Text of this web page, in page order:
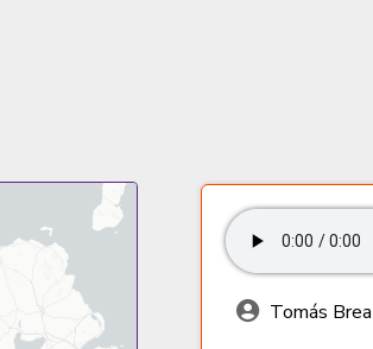
Tomás